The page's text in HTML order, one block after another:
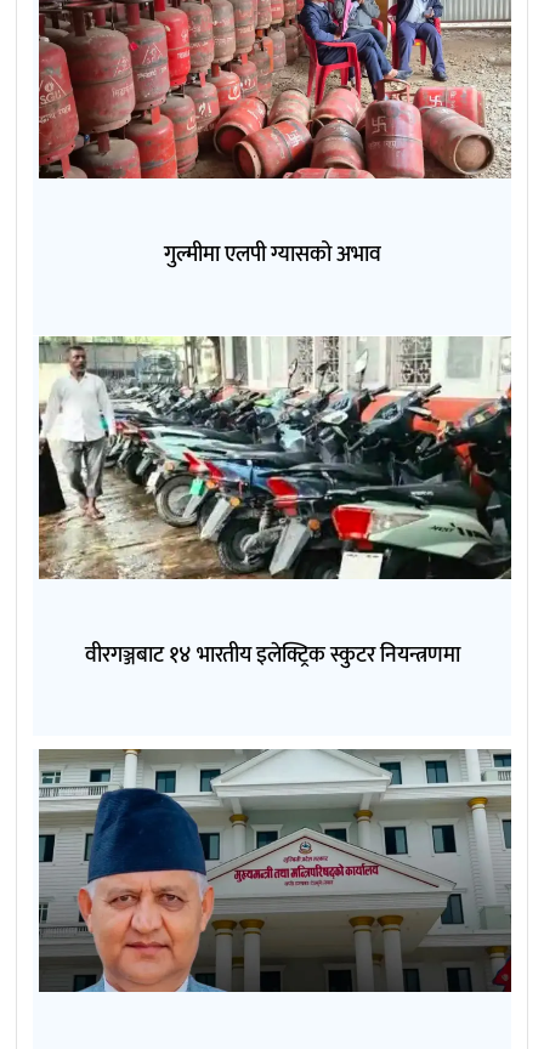
गुल्मीमा एलपी ग्यासको अभाव
वीरगञ्जबाट १४ भारतीय इलेक्ट्रिक स्कुटर नियन्त्रणमा